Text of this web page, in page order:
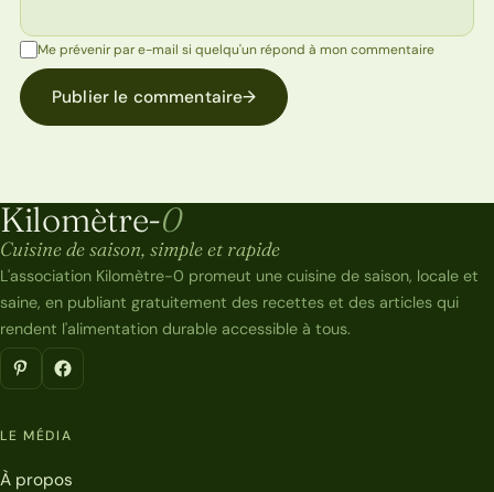
Me prévenir par e-mail si quelqu'un répond à mon commentaire
Publier le commentaire→
Kilomètre-0
Kilomètre-0
Cuisine de saison, simple et rapide
L'association Kilomètre-0 promeut une cuisine de saison, locale et
saine, en publiant gratuitement des recettes et des articles qui
rendent l'alimentation durable accessible à tous.
LE MÉDIA
À propos